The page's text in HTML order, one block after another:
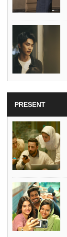
PRESENT